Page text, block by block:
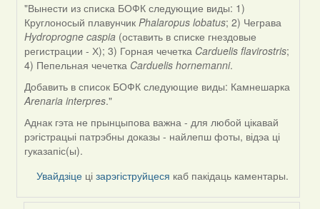
"Вынести из списка БОФК следующие виды: 1)
Круглоносый плавунчикPhalaropus lobatus; 2) Чеграва
Hydroprogne caspia (оставить в списке гнездовые
регистрации - Х); 3) Горная чечетка Carduelis flavirostris;
4) Пепельная чечетка Carduelis hornemanni.
Добавить в список БОФК следующие виды: Камнешарка
Arenaria interpres."
Аднак гэта не прынцыпова важна - для любой цікавай
рэгістрацыі патрэбны доказы - найлепш фоты, відэа ці
гуказапіс(ы).
Увайдзіце цізарэгіструйцеся каб пакідаць каментары.